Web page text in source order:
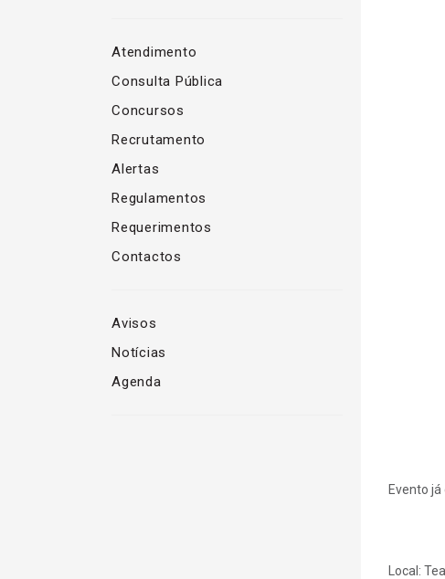
Atendimento
Consulta Pública
Concursos
Recrutamento
Alertas
Regulamentos
Requerimentos
Contactos
Avisos
Notícias
Agenda
Evento já
Local: